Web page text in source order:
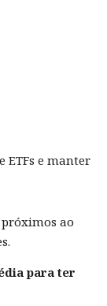
e manter
ao
para ter